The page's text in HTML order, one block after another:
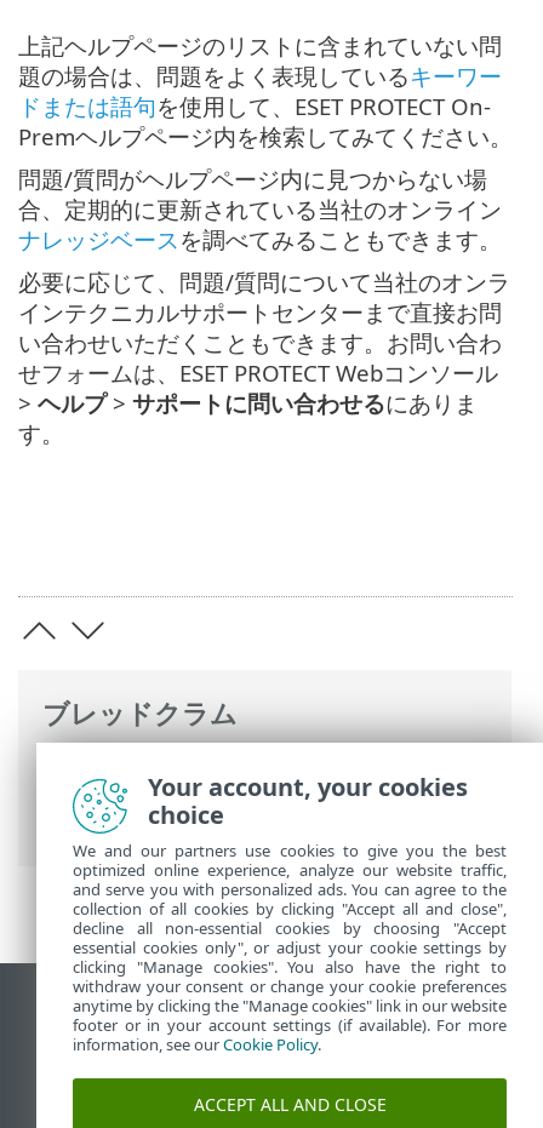
ブレッドクラム
On-Prem
>ESET PROTECT Virtual
Appliance FAQ
上記ヘルプページのリストに含まれていない問
題の場合は、問題をよく表現しているキーワー
ドまたは語句を使用して、ESET PROTECT On-
Premヘルプページ内を検索してみてください。
問題/質問がヘルプページ内に見つからない場
合、定期的に更新されている当社のオンライン
ナレッジベース を調べてみることもできます。
必要に応じて、問題/質問について当社のオンラ
インテクニカルサポートセンターまで直接お問
い合わせいただくこともできます。お問い合わ
せフォームは、ESET PROTECT Webコンソール
> ヘルプ> サポートに問い合わせるにありま
す。
デスクトップサイトの表示
End of Life
ESETナレッジベース
ESETフォーラム
Your account, your cookies
choice
We and our partners use cookies to give you the best
optimized online experience, analyze our website traffic,
and serve you with personalized ads. You can agree to the
collection of all cookies by clicking "Accept all and close",
decline all non-essential cookies by choosing "Accept
essential cookies only", or adjust your cookie settings by
clicking "Manage cookies". You also have the right to
withdraw your consent or change your cookie preferences
anytime by clicking the "Manage cookies" link in our website
footer or in your account settings (if available). For more
information, see ourCookie Policy.
ACCEPT ALL AND CLOSE